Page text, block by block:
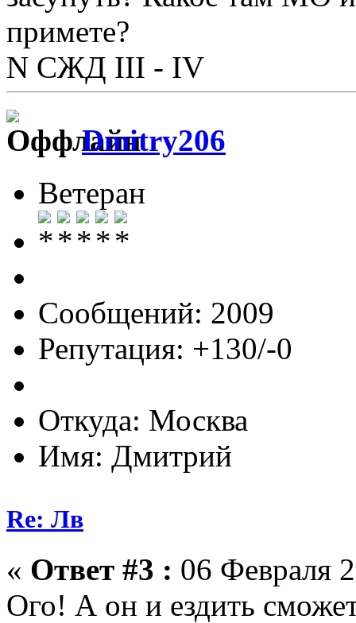
примете?
N СЖД III - IV
Dmitry206
Ветеран
Сообщений: 2009
Репутация: +130/-0
Откуда: Москва
Имя: Дмитрий
Re: Лв
« Ответ #3 : 06 Февраля
Ого! А он и ездить